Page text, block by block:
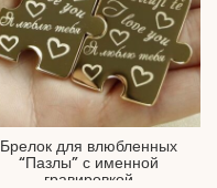
Брелок для влюбленных
“Пазлы” с именной
гравировкой